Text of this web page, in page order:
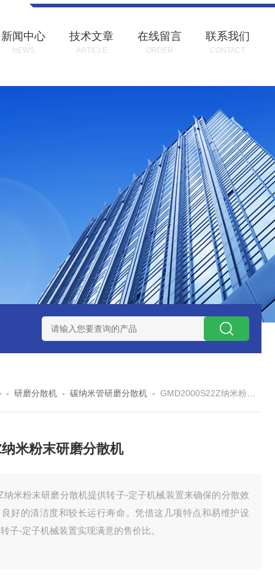
新闻中心
NEWS
技术文章
ARTICLE
在线留言
ORDER
联系我们
CONTACT
1200碳包覆回转炉 LNHZ-1200可倾斜式回转炉
-研磨分散机 -碳纳米管研磨分散机 -GMD2000S22Z纳米粉末研磨分散机
米粉末研磨分散机
纳米粉末研磨分散机提供转子-定子机械装置来确保的分散效
好的清洁度和较长运行寿命。凭借这几项特点和易维护设
子-定子机械装置实现满意的售价比。